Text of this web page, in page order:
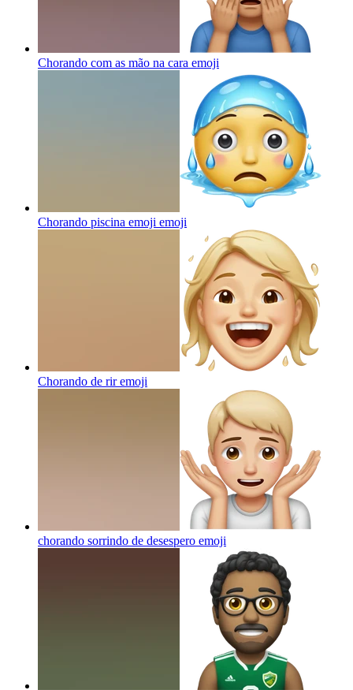
Chorando com as mão na cara emoji
Chorando piscina emoji emoji
Chorando de riremoji
chorando sorrindo de desespero emoji